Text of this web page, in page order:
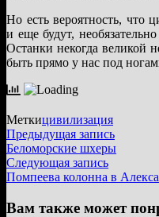
Но есть вероятность, что
и еще будут,
Останки некогда великой
быть прямо у нас под
Меткицивилизация
Навигация
по
записям
Предыдущая запись
запись:
Беломорские шхеры
Следующая запись
запись:
Помпеева колонна в
Вам также может